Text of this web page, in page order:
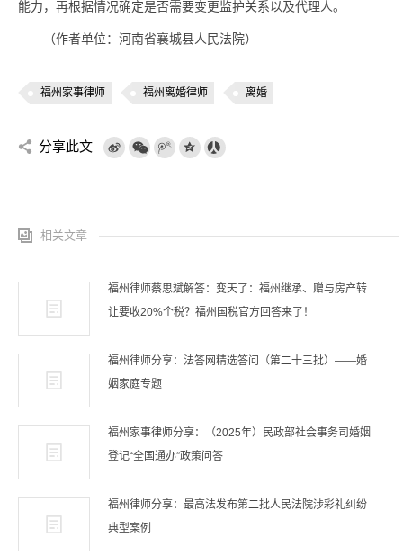
能力，再根据情况确定是否需要变更监护关系以及代理人。
（作者单位：河南省襄城县人民法院）
福州家事律师 福州离婚律师 离婚
分享此文
相关文章
福州律师蔡思斌解答：变天了：福州继承、赠与房产转
让要收20%个税？福州国税官方回答来了！
福州律师分享：法答网精选答问（第二十三批）——婚
姻家庭专题
福州家事律师分享：（2025年）民政部社会事务司婚姻
登记“全国通办”政策问答
福州律师分享：最高法发布第二批人民法院涉彩礼纠纷
典型案例